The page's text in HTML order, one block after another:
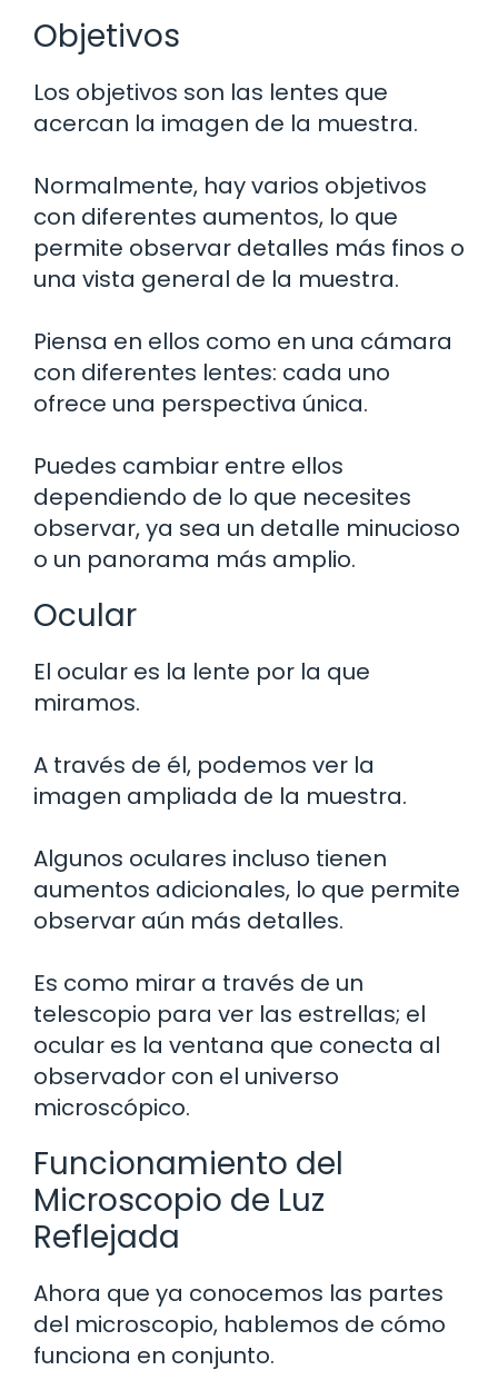
Objetivos
Los objetivos son las lentes que
acercan la imagen de la muestra.
Normalmente, hay varios objetivos
con diferentes aumentos, lo que
permite observar detalles más finos o
una vista general de la muestra.
Piensa en ellos como en una cámara
con diferentes lentes: cada uno
ofrece una perspectiva única.
Puedes cambiar entre ellos
dependiendo de lo que necesites
observar, ya sea un detalle minucioso
o un panorama más amplio.
Ocular
El ocular es la lente por la que
miramos.
A través de él, podemos ver la
imagen ampliada de la muestra.
Algunos oculares incluso tienen
aumentos adicionales, lo que permite
observar aún más detalles.
Es como mirar a través de un
telescopio para ver las estrellas; el
ocular es la ventana que conecta al
observador con el universo
microscópico.
Funcionamiento del
Microscopio de Luz
Reflejada
Ahora que ya conocemos las partes
del microscopio, hablemos de cómo
funciona en conjunto.